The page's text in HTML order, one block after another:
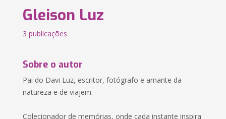
Gleison Luz
3 publicações
Sobre o autor
Pai do Davi Luz, escritor, fotógrafo e amante da
natureza e de viajem.
Colecionador de memórias, onde cada instante inspira